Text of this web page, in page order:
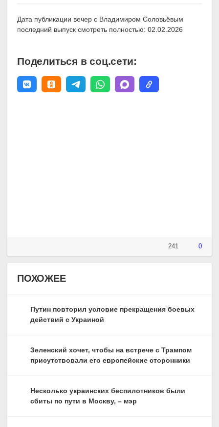
Дата публикации вечер с Владимиром Соловьёвым
последний выпуск смотреть полностью: 02.02.2026
Поделиться в соц.сети:
241 0
ПОХОЖЕЕ
Путин повторил условие прекращения боевых
действий с Украиной
Зеленский хочет, чтобы на встрече с Трампом
присутствовали его европейские сторонники
Несколько украинских беспилотников были
сбиты по пути в Москву, – мэр